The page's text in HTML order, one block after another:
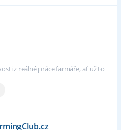
z reálné práce farmáře, ať už to